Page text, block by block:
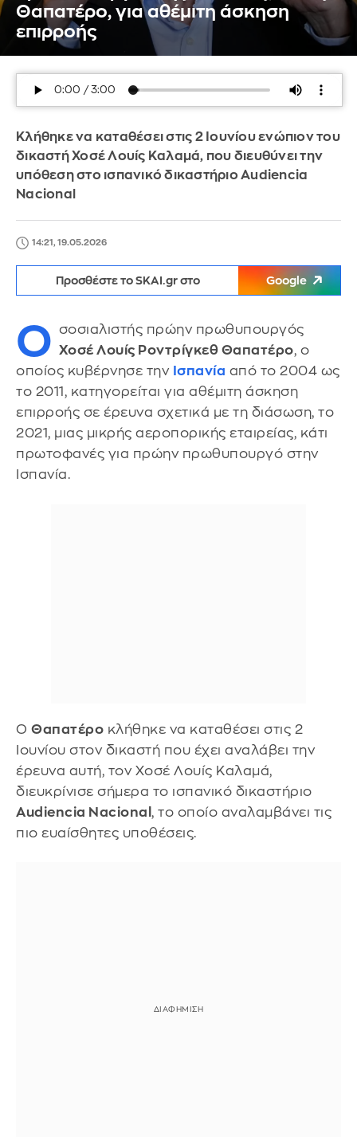
Θαπατέρο, για αθέμιτη άσκηση
επιρροής
Κλήθηκε να καταθέσει στις 2 Ιουνίου ενώπιον του
δικαστή Χοσέ Λουίς Καλαμά, που διευθύνει την
υπόθεση στο ισπανικό δικαστήριο Audiencia
Nacional
14:21, 19.05.2026
Προσθέστε το SKAI.gr στο Google
Ο σοσιαλιστής πρώην πρωθυπουργός
Χοσέ Λουίς Ροντρίγκεθ Θαπατέρο, ο
οποίος κυβέρνησε την Ισπανία από το 2004 ως
το 2011, κατηγορείται για αθέμιτη άσκηση
επιρροής σε έρευνα σχετικά με τη διάσωση, το
2021, μιας μικρής αεροπορικής εταιρείας, κάτι
πρωτοφανές για πρώην πρωθυπουργό στην
Ισπανία.
Ο Θαπατέρο κλήθηκε να καταθέσει στις 2
Ιουνίου στον δικαστή που έχει αναλάβει την
έρευνα αυτή, τον Χοσέ Λουίς Καλαμά,
διευκρίνισε σήμερα το ισπανικό δικαστήριο
Audiencia Nacional , το οποίο αναλαμβάνει τις
πιο ευαίσθητες υποθέσεις.